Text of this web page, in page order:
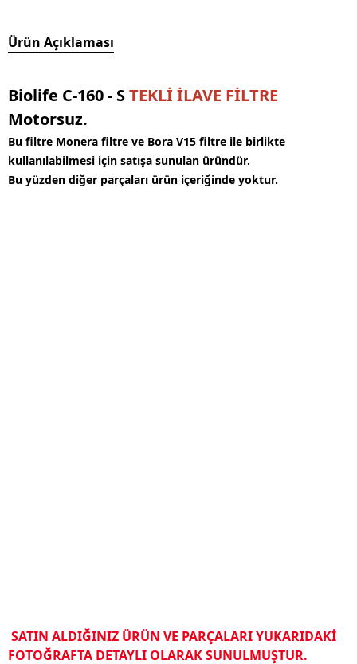
Ürün Açıklaması
Biolife C-160 - STEKLİ İLAVE FİLTRE
Motorsuz.
Bu filtre Monera filtre ve Bora V15 filtre ile birlikte
kullanılabilmesi için satışa sunulan üründür.
Bu yüzden diğer parçaları ürün içeriğinde yoktur.
SATIN ALDIĞINIZ ÜRÜN VE PARÇALARI YUKARIDAKİ
FOTOĞRAFTA DETAYLI OLARAK SUNULMUŞTUR.